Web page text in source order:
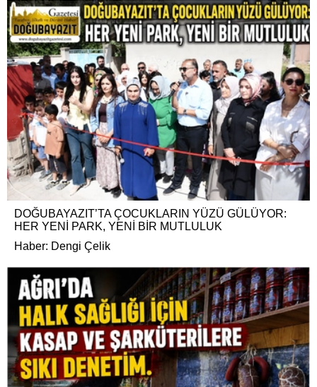
DOĞUBAYAZIT’TA ÇOCUKLARIN YÜZÜ GÜLÜYOR:
HER YENİ PARK, YENİ BİR MUTLULUK
Haber: Dengi Çelik